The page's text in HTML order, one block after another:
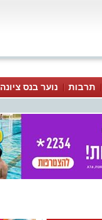
תרבות נוער בנס ציונה